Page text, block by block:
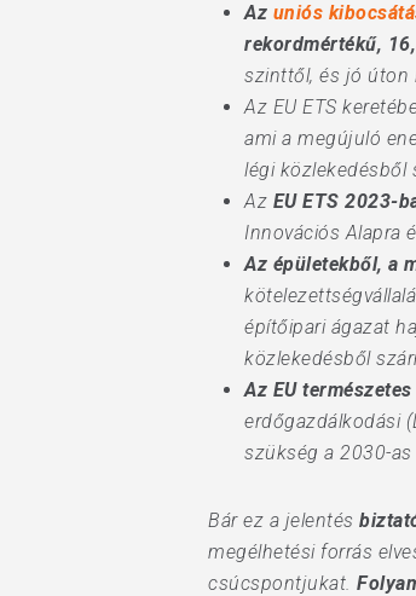
Hit enter to search or ESC to close
Az uniós
rekordmértékű,
szinttől, és jó úton
Az EU ETS
ami a megújuló
légi közlekedésből
Az EU ETS 2023-
Innovációs Alapra
Az épületekből, a
építőipari ágazat
közlekedésből
Az EU
erdőgazdálkodási
szükség a 2030-as
Bár ez a jelentés
megélhetési forrás
csúcspontjukat.